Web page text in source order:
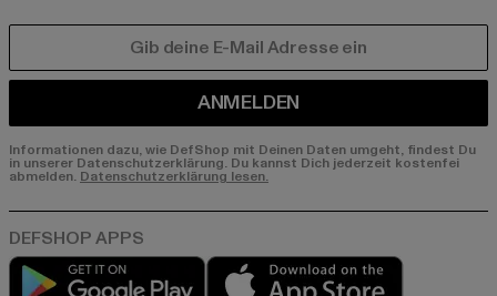
ANMELDEN
Informationen dazu, wie DefShop mit Deinen Daten umgeht, findest Du
in unserer Datenschutzerklärung. Du kannst Dich jederzeit kostenfei
abmelden. Datenschutzerklärung lesen.
Play market